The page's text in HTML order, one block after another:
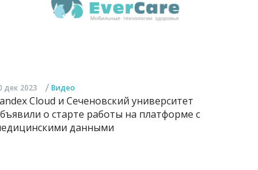
дек 2023 / Видео
Cloud и Сеченовский университет
о старте работы на платформе с
данными